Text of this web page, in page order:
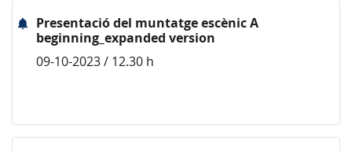
Presentació del muntatge escènic A
beginning_expanded version
09-10-2023 / 12.30 h